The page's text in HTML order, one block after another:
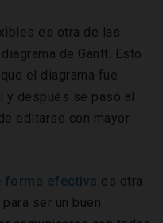
es otra de las
de Gantt. Esto
el diagrama fue
y después se pasó al
editarse con mayor
forma efectiva es otra
ser un buen